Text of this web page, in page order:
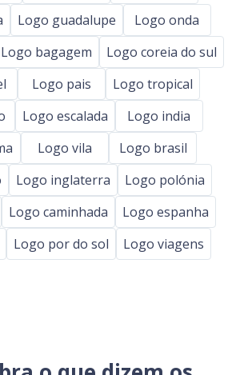
Logo guadalupe
Logo onda
Logo bagagem
Logo coreia do sul
Logo pais
Logo tropical
Logo escalada
Logo india
Logo vila
Logo brasil
Logo inglaterra
Logo polónia
Logo caminhada
Logo espanha
Logo por do sol Logo viagens